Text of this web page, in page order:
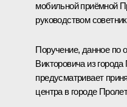
мобильной приёмной
руководством
Поручение, данное по
Викторовича из
предусматривает
центра в городе